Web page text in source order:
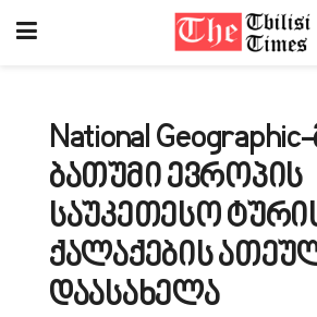
National
ბათუმი ევროპის
საუკეთესო
ქალაქების
დაასახელა